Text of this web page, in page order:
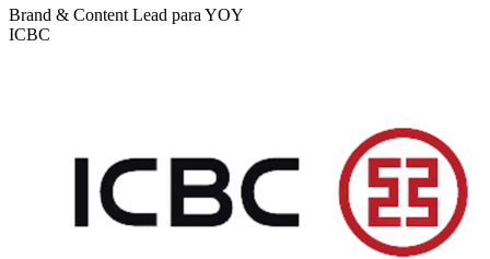
Brand & Content Lead para YOY
ICBC